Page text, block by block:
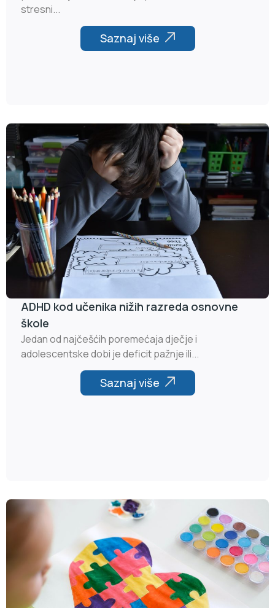
stresni...
Saznaj više
ADHD kod učenika nižih razreda osnovne
škole
Jedan od najčešćih poremećaja dječje i
adolescentske dobi je deficit pažnje ili...
Saznaj više